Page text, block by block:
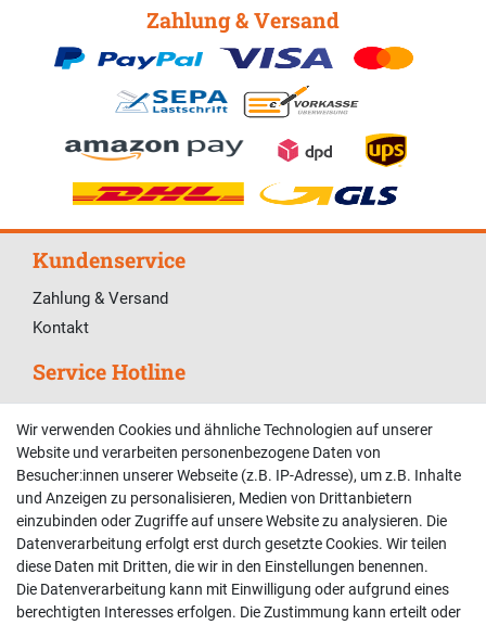
Zahlung & Versand
Kundenservice
Zahlung & Versand
Kontakt
Service Hotline
Telefonische Unterstützung und Beratung unter:
02381 9878909
Mo-Fr, 9:00 - 18:00 Uhr
Sa, 9:00 - 13:00 Uhr
Kundenkonto
Registrieren
Wir verwenden Cookies und ähnliche Technologien auf unserer
Website und verarbeiten personenbezogene Daten von
Besucher:innen unserer Webseite (z.B. IP-Adresse), um z.B. Inhalte
und Anzeigen zu personalisieren, Medien von Drittanbietern
einzubinden oder Zugriffe auf unsere Website zu analysieren. Die
Datenverarbeitung erfolgt erst durch gesetzte Cookies. Wir teilen
diese Daten mit Dritten, die wir in den Einstellungen benennen.
Die Datenverarbeitung kann mit Einwilligung oder aufgrund eines
berechtigten Interesses erfolgen. Die Zustimmung kann erteilt oder